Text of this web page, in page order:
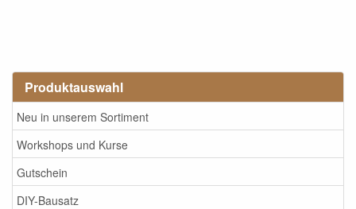
Produktauswahl
Neu in unserem Sortiment
Workshops und Kurse
Gutschein
DIY-Bausatz